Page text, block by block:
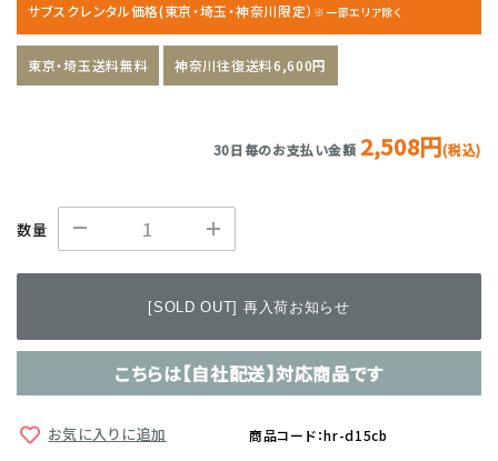
サブスクレンタル価格(東京・埼玉・神奈川限定） ※一部エリア除く
東京・埼玉送料無料 神奈川往復送料6,600円
30日毎のお支払い金額 2,508円(税込)
数量
[SOLD OUT] 再入荷お知らせ
こちらは【自社配送】対応商品です
お気に入りに追加 商品コード：hr-d15cb